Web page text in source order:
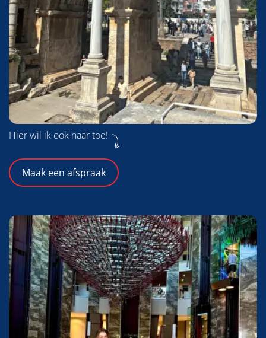
Hier wil ik ook naar toe!
Maak een afspraak